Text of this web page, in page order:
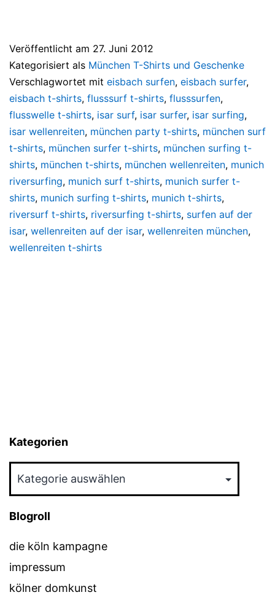
Veröffentlicht am 27. Juni 2012
Kategorisiert als München T-Shirts und Geschenke
Verschlagwortet mit eisbach surfen, eisbach surfer,
eisbach t-shirts, flusssurf t-shirts, flusssurfen,
flusswelle t-shirts, isar surf, isar surfer, isar surfing,
isar wellenreiten, münchen party t-shirts, münchen surf
t-shirts, münchen surfer t-shirts, münchen surfing t-
shirts, münchen t-shirts, münchen wellenreiten, munich
riversurfing, munich surf t-shirts, munich surfer t-
shirts, munich surfing t-shirts, munich t-shirts,
riversurf t-shirts, riversurfing t-shirts, surfen auf der
isar, wellenreiten auf der isar, wellenreiten münchen,
wellenreiten t-shirts
Kategorien
Blogroll
die köln kampagne
impressum
kölner domkunst